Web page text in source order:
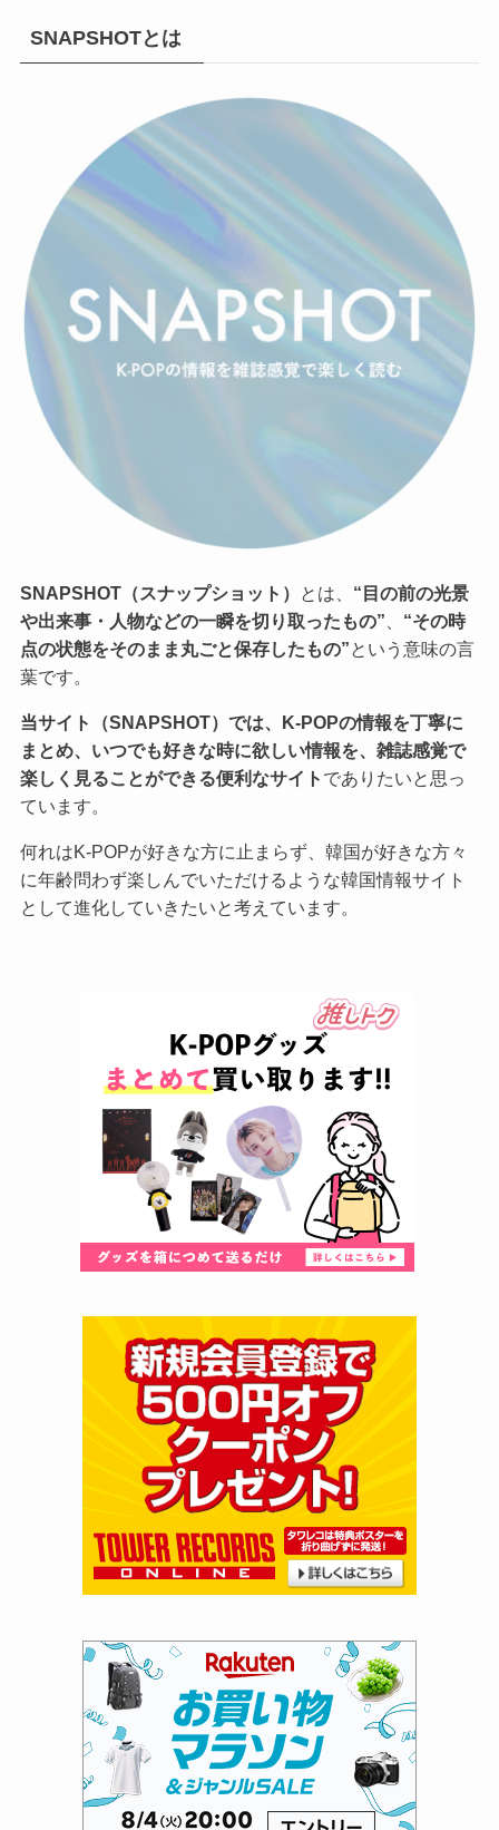
SNAPSHOTとは
SNAPSHOT（スナップショット） とは、 “目の前の光景
や出来事・人物などの一瞬を切り取ったもの”
“その時
点の状態をそのまま丸ごと保存したもの” という意味の言
葉です。
当サイト（SNAPSHOT）では、K-POPの情報を丁寧に
まとめ、いつでも好きな時に欲しい情報を、雑誌感覚で
楽しく見ることができる便利なサイト でありたいと思っ
ています。
何れはK-POPが好きな方に止まらず、韓国が好きな方々
に年齢問わず楽しんでいただけるような韓国情報サイト
として進化していきたいと考えています。